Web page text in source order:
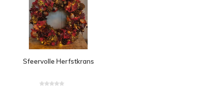
Sfeervolle Herfstkrans